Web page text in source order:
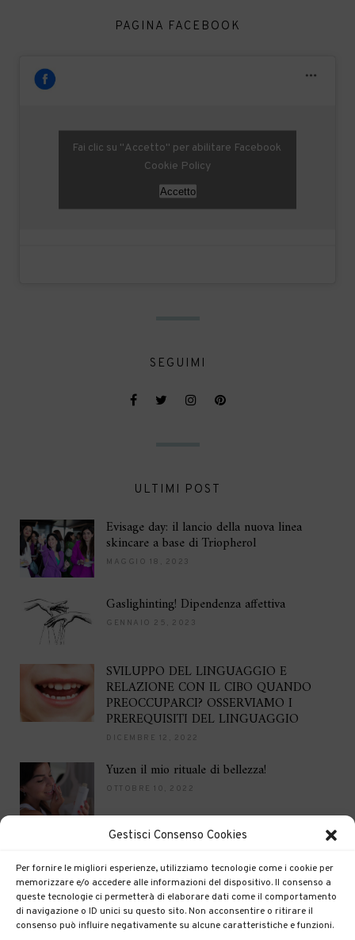
Gestisci Consenso Cookies
Per fornire le migliori esperienze, utilizziamo tecnologie come i cookie per
memorizzare e/o accedere alle informazioni del dispositivo. Il consenso a
queste tecnologie ci permetterà di elaborare dati come il comportamento
di navigazione o ID unici su questo sito. Non acconsentire o ritirare il
consenso può influire negativamente su alcune caratteristiche e funzioni.
PAGINA FACEBOOK
Fai clic su "Accetto" per abilitare Facebook
Cookie Policy
Accetto
SEGUIMI
ULTIMI POST
Evisage day: il lancio della nuova linea
skincare a base di Triopherol
MAGGIO 18, 2023
Gaslighinting! Dipendenza affettiva
GENNAIO 25, 2023
SVILUPPO DEL LINGUAGGIO E
RELAZIONE CON IL CIBO QUANDO
PREOCCUPARCI? OSSERVIAMO I
PREREQUISITI DEL LINGUAGGIO
DICEMBRE 12, 2022
Yuzen il mio rituale di bellezza!
OTTOBRE 10, 2022
DICEMBRE 16, 2021